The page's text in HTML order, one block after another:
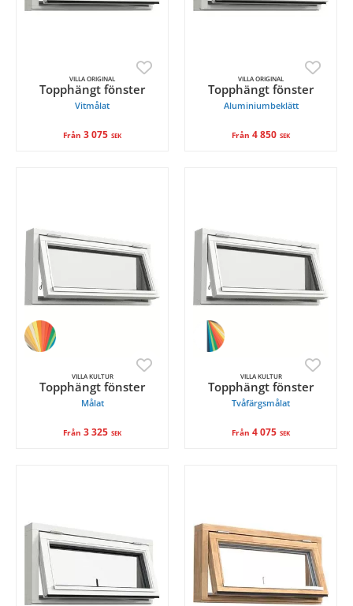
VILLA ORIGINAL
Topphängt fönster
Vitmålat
Från 3 075 SEK
VILLA ORIGINAL
Topphängt fönster
Aluminiumbeklätt
Från 4 850 SEK
VILLA KULTUR
Topphängt fönster
Målat
Från 3 325 SEK
VILLA KULTUR
Topphängt fönster
Tvåfärgsmålat
Från 4 075 SEK